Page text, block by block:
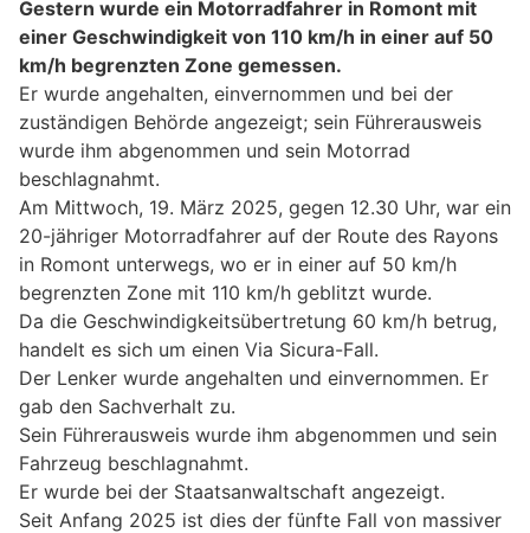
Gestern wurde ein Motorradfahrer in Romont mit
einer Geschwindigkeit von 110 km/h in einer auf 50
km/h begrenzten Zone gemessen.
Er wurde angehalten, einvernommen und bei der
zuständigen Behörde angezeigt; sein Führerausweis
wurde ihm abgenommen und sein Motorrad
beschlagnahmt.
Am Mittwoch, 19. März 2025, gegen 12.30 Uhr, war ein
20-jähriger Motorradfahrer auf der Route des Rayons
in Romont unterwegs, wo er in einer auf 50 km/h
begrenzten Zone mit 110 km/h geblitzt wurde.
Da die Geschwindigkeitsübertretung 60 km/h betrug,
handelt es sich um einen Via Sicura-Fall.
Der Lenker wurde angehalten und einvernommen. Er
gab den Sachverhalt zu.
Sein Führerausweis wurde ihm abgenommen und sein
Fahrzeug beschlagnahmt.
Er wurde bei der Staatsanwaltschaft angezeigt.
Seit Anfang 2025 ist dies der fünfte Fall von massiver